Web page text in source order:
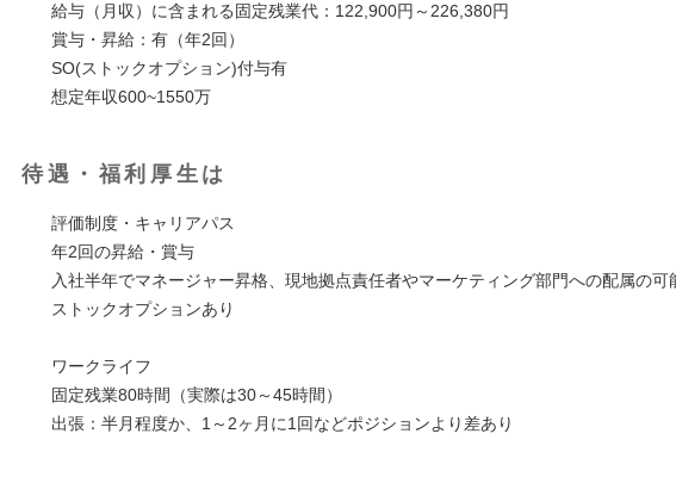
給与（月収）に含まれる固定残業代：122,900円～226,380円
賞与・昇給：有（年2回）
SO(ストックオプション)付与有
想定年収600~1550万
待遇・福利厚生は
評価制度・キャリアパス
年2回の昇給・賞与
入社半年でマネージャー昇格、現地拠点責任者やマーケティング部門への配属の可
ストックオプションあり
ワークライフ
固定残業80時間（実際は30～45時間）
出張：半月程度か、1～2ヶ月に1回などポジションより差あり